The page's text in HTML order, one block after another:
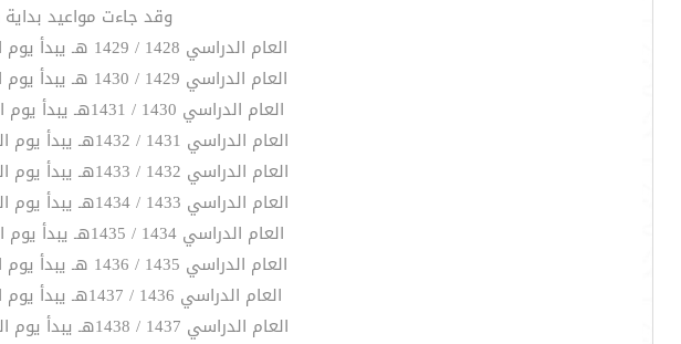
وقد جاءت مواعيد
العام الدراسي 1428 / 1429 هـ يبدأ يوم السبت 26 / 8 / 1428 وينتهي يوم الاربعاء 21 / 6 / 1429هـ.
العام الدراسي 1429 / 1430 هـ يبدأ يوم السبت 11 / 10 / 1429 وينتهي يوم الاربعاء 8 / 7 / 1430هـ.
العام الدراسي 1430 / 1431هـ يبدأ يوم السبت 7 / 10 / 1430 وينتهي يوم الاربعاء 18 / 7 / 1431هـ.
العام الدراسي 1431 / 1432هـ يبدأ يوم السبت 16 / 10 / 1431 وينتهي يوم الاربعاء 20 / 7 / 1432هـ.
العام الدراسي 1432 / 1433هـ يبدأ يوم السبت 12 / 10 / 1432 وينتهي يوم الاربعاء 16 / 7 / 1433هـ.
العام الدراسي 1433 / 1434هـ يبدأ يوم السبت 28 / 10 / 1433 وينتهي يوم الاربعاء 10 / 8 / 1434هـ.
العام الدراسي 1434 / 1435هـ يبدأ يوم السبت 1 / 11 / 1434 وينتهي يوم الاربعاء 13 / 8 / 1435هـ.
العام الدراسي 1435 / 1436 هـ يبدأ يوم السبت 4 / 11 / 1435 وينتهي يوم الاربعاء 16 / 8 / 1436هـ.
العام الدراسي 1436 / 1437هـ يبدأ يوم السبت 7 / 11 / 1436 وينتهي يوم الاربعاء 18 / 8 /1437هـ.
العام الدراسي 1437 / 1438هـ يبدأ يوم السبت 16 / 12 / 1437 وينتهي يوم الاربعاء 19 / 9 / 1438هـ.